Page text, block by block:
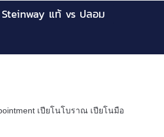
Steinway แท้ vs ปลอม
เปียโนโบราณ เปียโนมือ